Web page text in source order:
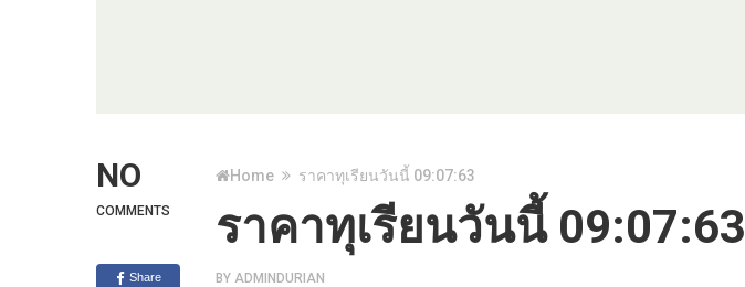
NO
COMMENTS
Share
Home ราคาทุเรียนวันนี้ 09:07:63
ราคาทุเรียนวันนี้ 09:07:63
BY ADMINDURIAN